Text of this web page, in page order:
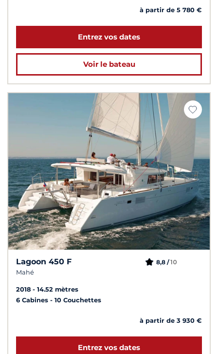
à partir de 5 780 €
Entrez vos dates
Voir le bateau
Lagoon 450 F
Mahé
8,8 /10
2018
14.52 mètres
6 Cabines
10 Couchettes
à partir de 3 930 €
Entrez vos dates